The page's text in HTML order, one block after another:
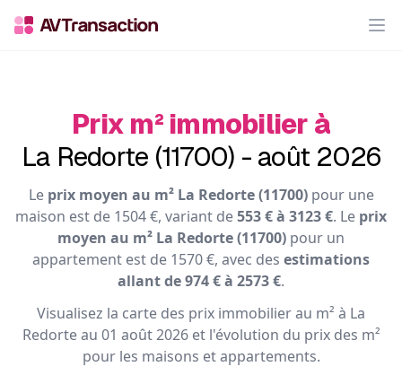
Prix m² immobilier à
La Redorte (11700) - août 2026
Le prix moyen au m² La Redorte (11700)pour une
maison est de 1504 €, variant de553 € à 3123 €. Le prix
moyen au m² La Redorte (11700) pour un
appartement est de 1570 €, avec des estimations
allant de 974 € à 2573 €.
Visualisez la carte des prix immobilier au m² à La
Redorte au 01 août 2026 et l'évolution du prix des m²
pour les maisons et appartements.